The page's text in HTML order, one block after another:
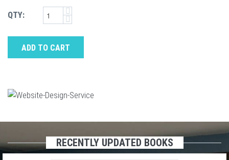
QTY:
ADD TO CART
RECENTLY UPDATED BOOKS